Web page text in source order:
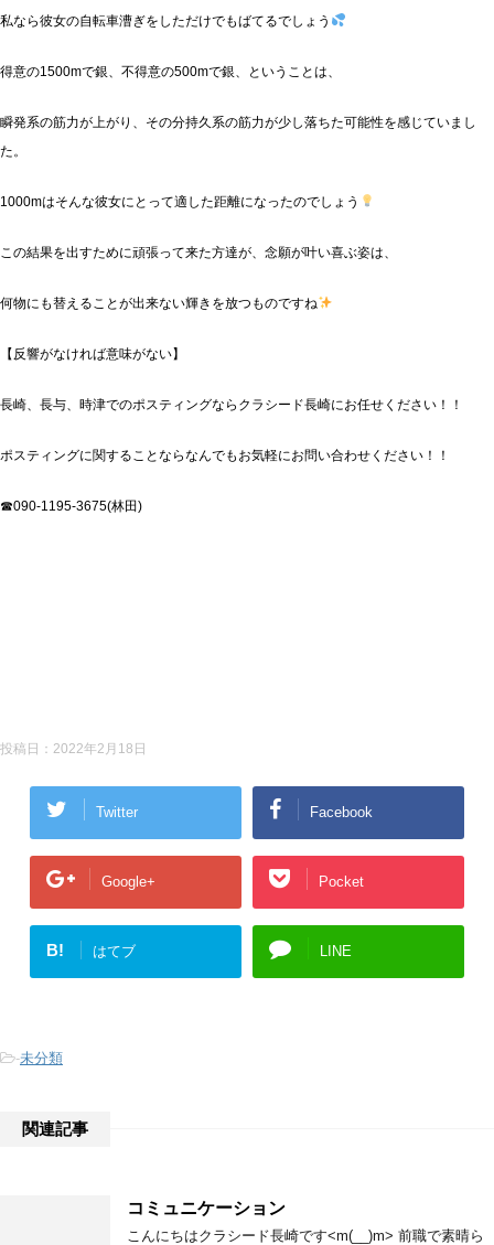
私なら彼女の自転車漕ぎをしただけでもばてるでしょう
得意の1500mで銀、不得意の500mで銀、ということは、
瞬発系の筋力が上がり、その分持久系の筋力が少し落ちた可能性を感じていまし
た。
1000mはそんな彼女にとって適した距離になったのでしょう
この結果を出すために頑張って来た方達が、念願が叶い喜ぶ姿は、
何物にも替えることが出来ない輝きを放つものですね
【反響がなければ意味がない】
長崎、長与、時津でのポスティングならクラシード長崎にお任せください！！
ポスティングに関することならなんでもお気軽にお問い合わせください！！
☎090-1195-3675(林田)
投稿日： 2022年2月18日
Twitter Facebook
Google+ Pocket
B! はてブ LINE
-未分類
関連記事
コミュニケーション
こんにちはクラシード長崎です<m(__)m> 前職で素晴ら